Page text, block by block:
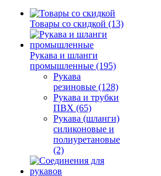
Товары со скидкой (13)
Рукава и шланги
промышленные (195)
Рукава
резиновые (128)
Рукава и трубки
ПВХ (65)
Рукава (шланги)
силиконовые и
полиуретановые
(2)